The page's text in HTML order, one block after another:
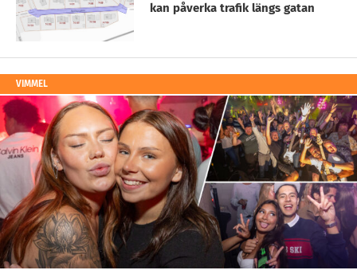
kan påverka trafik längs gatan
VIMMEL